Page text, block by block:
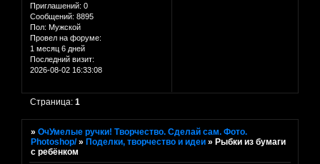
Приглашений: 0
Сообщений: 8895
Пол: Мужской
Провел на форуме:
1 месяц 6 дней
Последний визит:
2026-08-02 16:33:08
Страница:1
»ОчУмелые ручки! Творчество. Сделай сам. Фото.
Photoshop/ »Поделки, творчество и идеи »Рыбки из бумаги
с ребёнком